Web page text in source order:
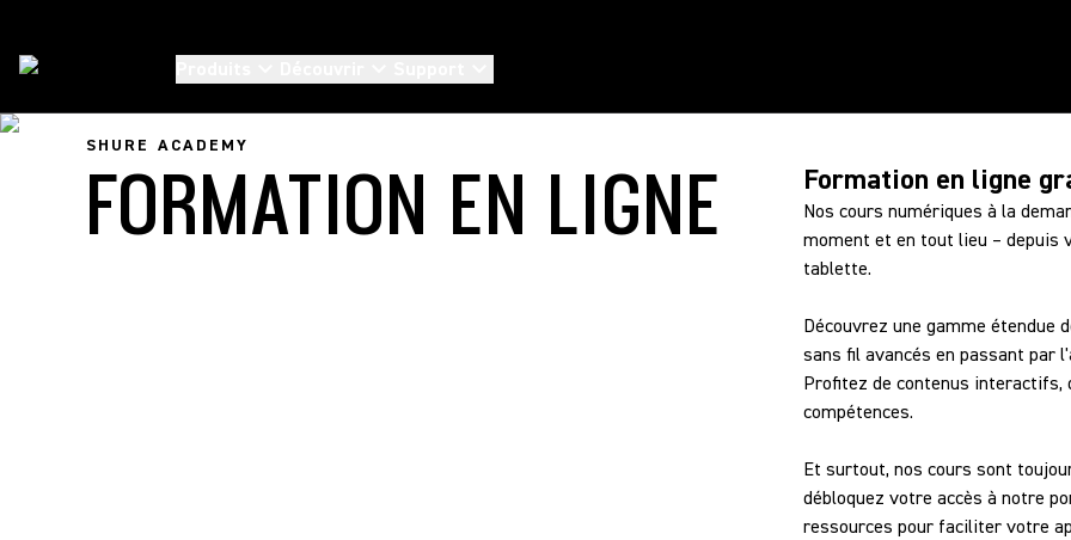
SHURE ACADEMY
FORMATION EN LIGNE Formation en ligne
Nos cours numériques à la
moment et en tout lieu – depuis
tablette.
Découvrez une gamme étendue
sans fil avancés en passant par
Profitez de contenus interactifs,
compétences.
Et surtout, nos cours sont
débloquez votre accès à notre
ressources pour faciliter votre